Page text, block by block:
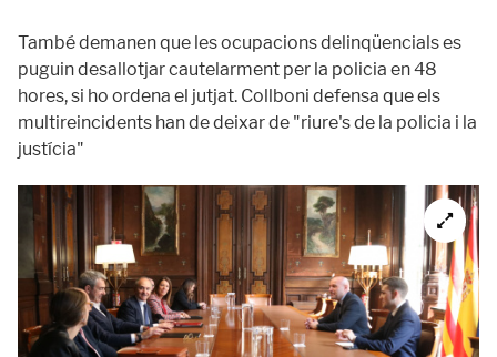
També demanen que les ocupacions delinqüencials es
puguin desallotjar cautelarment per la policia en 48
hores, si ho ordena el jutjat. Collboni defensa que els
multireincidents han de deixar de "riure's de la policia i la
justícia"